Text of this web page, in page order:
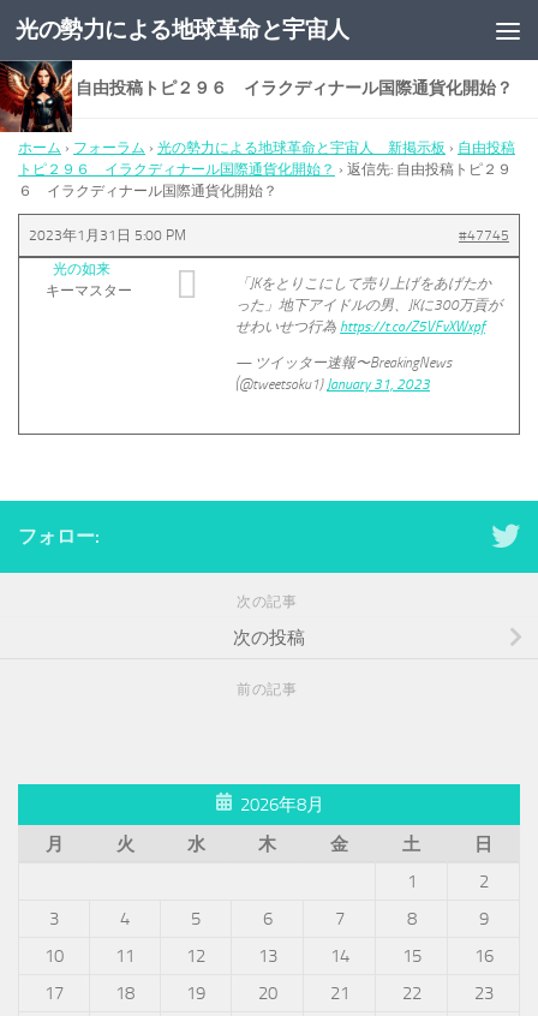
コンテンツへスキップ
光の勢力による地球革命と宇宙人
返信先: 自由投稿トピ２９６ イラクディナール国際通貨化開始？
ホーム › フォーラム › 光の勢力による地球革命と宇宙人 新掲示板 › 自由投稿
トピ２９６ イラクディナール国際通貨化開始？ › 返信先: 自由投稿トピ２９
６ イラクディナール国際通貨化開始？
2023年1月31日 5:00 PM
#47745
光の如来
キーマスター
「JKをとりこにして売り上げをあげたか
った」地下アイドルの男、JKに300万貢が
せわいせつ行為 https://t.co/Z5VFvXWxpf
— ツイッター速報〜BreakingNews
(@tweetsoku1) January 31, 2023
フォロー:
次の記事
次の投稿
前の記事
2026年8月
月
火 水 木 金 土
日
1
2
3
4 5 6 7 8
9
10
11 12 13 14 15
16
17
18 19 20 21 22
23